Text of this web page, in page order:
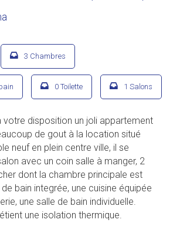
3 Chambres
0 Toilette 1 Salons
votre disposition un joli appartement
de gout à la location situé
neuf en plein centre ville, il se
avec un coin salle à manger, 2
dont la chambre principale est
bain integrée, une cuisine équipée
une salle de bain individuelle.
une isolation thermique.